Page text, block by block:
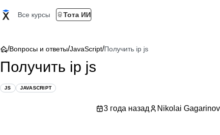
Все курсы Тота ИИ
/Вопросы и ответы/JavaScript/Получить ip js
Получить ip js
JS JAVASCRIPT
3 года назад Nikolai Gagarinov